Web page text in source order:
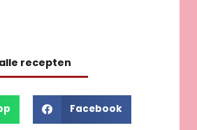
recepten
Facebook